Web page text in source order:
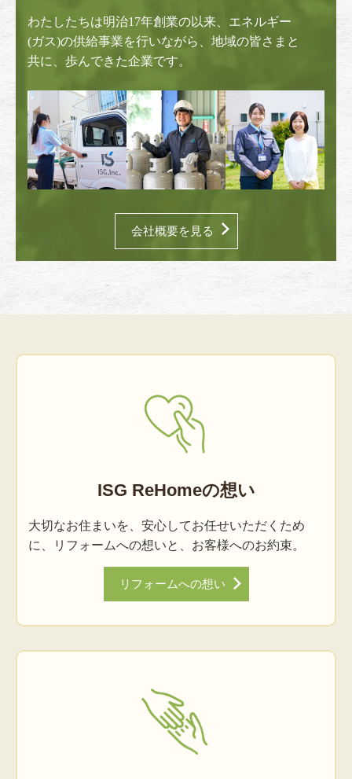
わたしたちは明治17年創業の以来、エネルギー
(ガス)の供給事業を行いながら、地域の皆さまと
共に、歩んできた企業です。
会社概要を見る
ISG ReHomeの想い
大切なお住まいを、安心してお任せいただくため
に、リフォームへの想いと、お客様へのお約束。
リフォームへの想い